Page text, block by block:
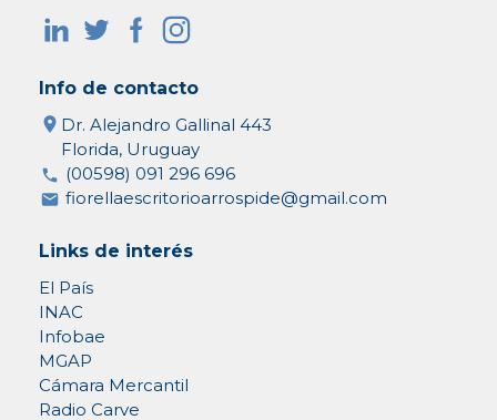
Info de contacto
Dr. Alejandro Gallinal 443
Florida, Uruguay
(00598) 091 296 696
fiorellaescritorioarrospide@gmail.com
Links de interés
El País
INAC
Infobae
MGAP
Cámara Mercantil
Radio Carve